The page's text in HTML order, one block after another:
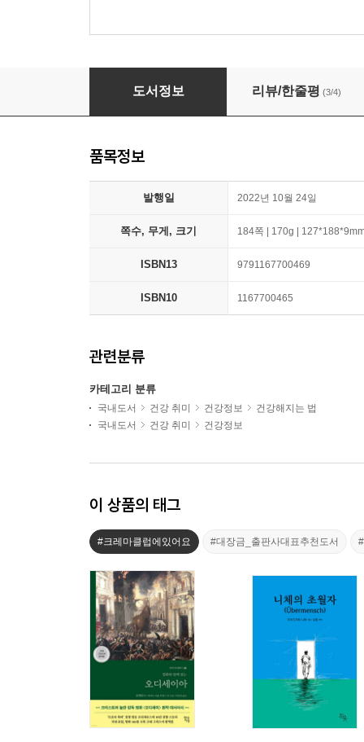
조깅의 기초
도서정보 리뷰/한줄평 (3/4)
품목정보
발행일 2022년 10월 24일
쪽수, 무게, 크기 184쪽 | 170g |
ISBN13 9791167700469
ISBN10 1167700465
관련분류
카테고리 분류
국내도서 건강 취미 건강정보
건강해지는 법
국내도서
건강 취미 건강정보
이 상품의 태그
#크레마클럽에있어요 #대장금_출판사대표추천도서